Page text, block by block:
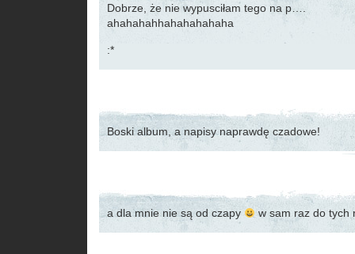
Dobrze, że nie wypusciłam tego na p….
ahahahahhahahahahaha
:*
Boski album, a napisy naprawdę czadowe!
a dla mnie nie są od czapy w sam raz do tych